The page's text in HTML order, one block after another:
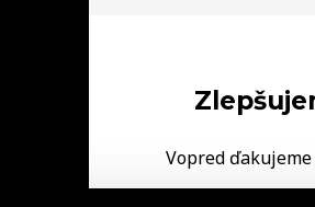
Vopred